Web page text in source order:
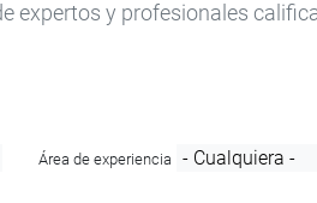
expertos y profesionales
Área de experiencia